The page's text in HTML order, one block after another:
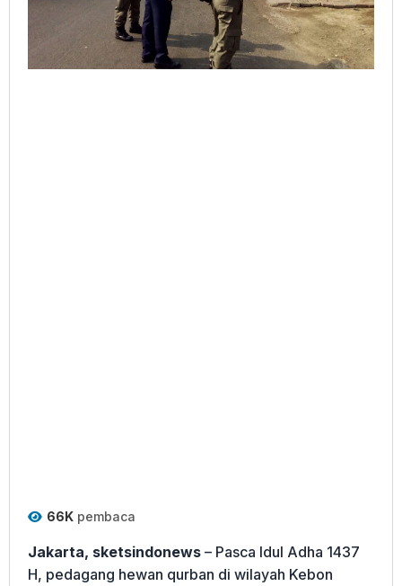
66K pembaca
Jakarta, sketsindonews – Pasca Idul Adha 1437
H, pedagang hewan qurban di wilayah Kebon